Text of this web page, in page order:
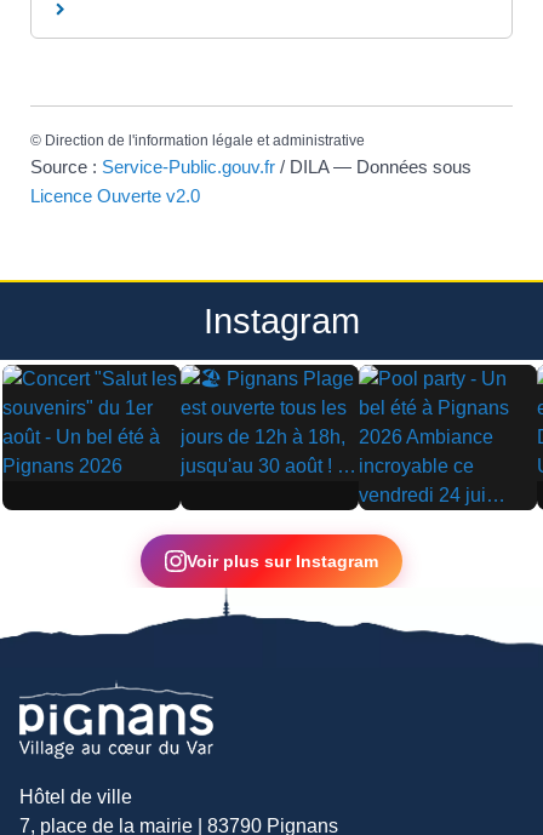
© Direction de l'information légale et administrative
Source : Service-Public.gouv.fr / DILA — Données sous
Licence Ouverte v2.0
Instagram
▶ ▶
▶
Voir plus sur Instagram
Hôtel de ville
7, place de la mairie | 83790 Pignans